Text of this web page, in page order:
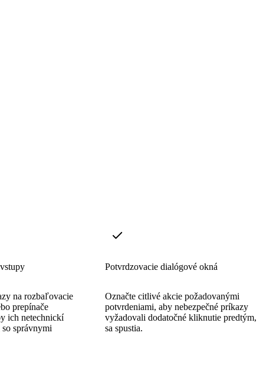
na rozbaľovacie
prepínače
ich netechnickí
správnymi
Potvrdzovacie dialógové okná
Označte citlivé akcie požadovanými
potvrdeniami, aby nebezpečné príkazy
vyžadovali dodatočné kliknutie predtým,
sa spustia.